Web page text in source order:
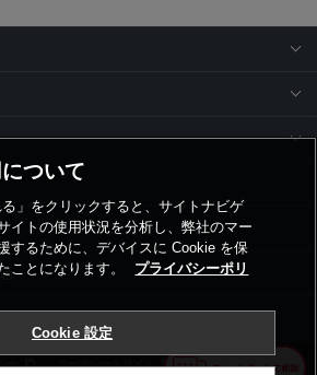
ー コーポレートサイト Cookie設定
ついて
る」をクリックすると、サイトナビゲ
イトの使用状況を分析し、弊社のマー
するために、デバイスに Cookie を保
ことになります。
プライバシーポリ
Cookie 設定